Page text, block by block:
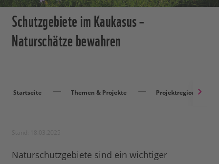
Schutzgebiete im Kaukasus –
Naturschätze bewahren
Startseite Themen & Projekte Projektregionen
Naturschutzgebiete sind ein wichtiger